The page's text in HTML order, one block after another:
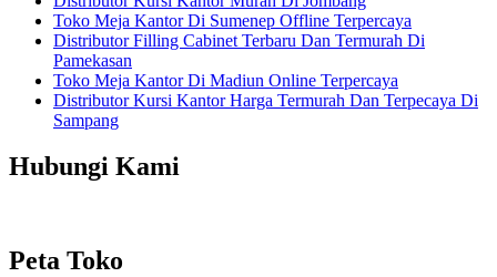
Toko Meja Kantor Di Sumenep Offline Terpercaya
Distributor Filling Cabinet Terbaru Dan Termurah Di
Pamekasan
Toko Meja Kantor Di Madiun Online Terpercaya
Distributor Kursi Kantor Harga Termurah Dan Terpecaya Di
Sampang
Hubungi Kami
Peta Toko